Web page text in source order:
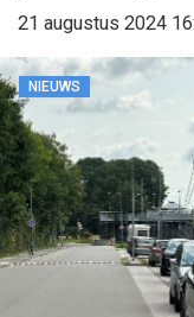
21 augustus 2024
NIEUWS